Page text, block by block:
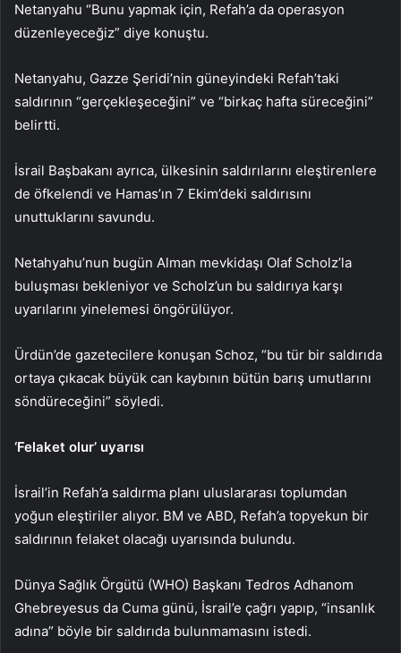
Netanyahu “Bunu yapmak için, Refah’a da operasyon
düzenleyeceğiz” diye konuştu.
Netanyahu, Gazze Şeridi’nin güneyindeki Refah’taki
saldırının “gerçekleşeceğini” ve “birkaç hafta süreceğini”
belirtti.
İsrail Başbakanı ayrıca, ülkesinin saldırılarını eleştirenlere
de öfkelendi ve Hamas’ın 7 Ekim’deki saldırısını
unuttuklarını savundu.
Netahyahu’nun bugün Alman mevkidaşı Olaf Scholz’la
buluşması bekleniyor ve Scholz’un bu saldırıya karşı
uyarılarını yinelemesi öngörülüyor.
Ürdün’de gazetecilere konuşan Schoz, “bu tür bir saldırıda
ortaya çıkacak büyük can kaybının bütün barış umutlarını
söndüreceğini” söyledi.
‘Felaket olur’ uyarısı
İsrail’in Refah’a saldırma planı uluslararası toplumdan
yoğun eleştiriler alıyor. BM ve ABD, Refah’a topyekun bir
saldırının felaket olacağı uyarısında bulundu.
Dünya Sağlık Örgütü (WHO) Başkanı Tedros Adhanom
Ghebreyesus da Cuma günü, İsrail’e çağrı yapıp, “insanlık
adına” böyle bir saldırıda bulunmamasını istedi.